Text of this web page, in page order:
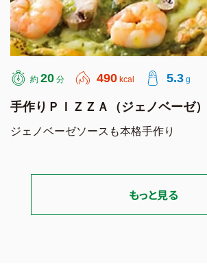
約 20 分 490 kcal 5.3 g
手作りＰＩＺＺＡ（ジェノベーゼ）
ジェノベーゼソースも本格手作り
もっと見る